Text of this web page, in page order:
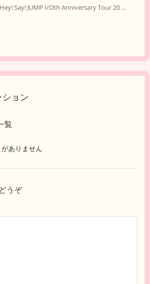
Hey! Say! JUMP I/Oth Anniversary Tour 20 ...
ョン
覧
ありません
うぞ